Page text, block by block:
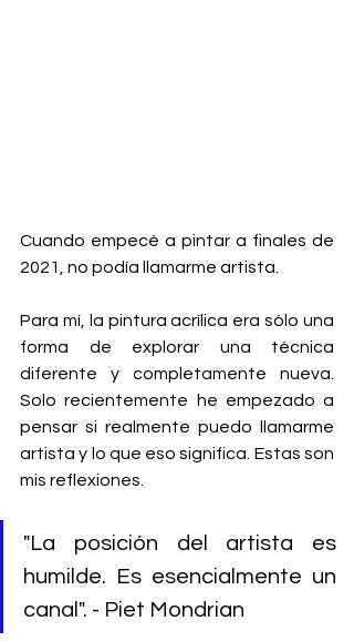
Cuando empecé a pintar a finales de
2021, no podía llamarme artista.
Para mí, la pintura acrílica era sólo una
forma de explorar una técnica
diferente y completamente nueva.
Solo recientemente he empezado a
pensar si realmente puedo llamarme
artista y lo que eso significa. Estas son
mis reflexiones.
"La posición del artista es
humilde. Es esencialmente un
canal". - Piet Mondrian